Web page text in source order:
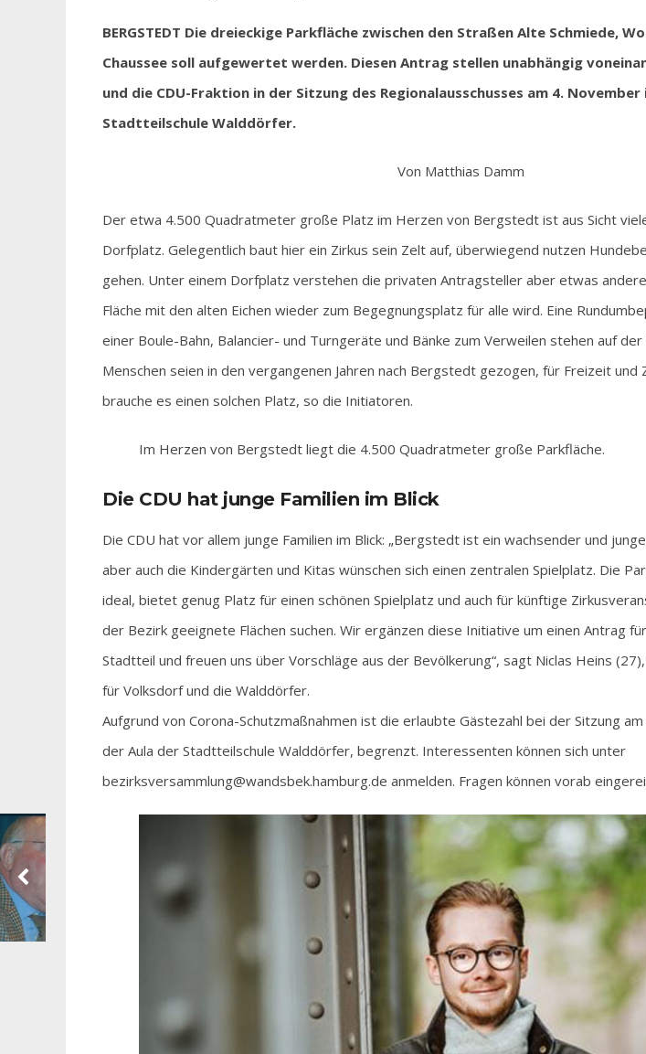
BERGSTEDT Die dreieckige Parkfläche zwischen den Straßen Alte Schmiede,
Chaussee soll aufgewertet werden. Diesen Antrag stellen unabhängig
und die CDU-Fraktion in der Sitzung des Regionalausschusses am 4.
Stadtteilschule Walddörfer.
Von Matthias Damm
Der etwa 4.500 Quadratmeter große Platz im Herzen von Bergstedt ist aus Sicht
Dorfplatz. Gelegentlich baut hier ein Zirkus sein Zelt auf, überwiegend nutzen
gehen. Unter einem Dorfplatz verstehen die privaten Antragsteller aber etwas
Fläche mit den alten Eichen wieder zum Begegnungsplatz für alle wird. Eine
einer Boule-Bahn, Balancier- und Turngeräte und Bänke zum Verweilen stehen auf der
Menschen seien in den vergangenen Jahren nach Bergstedt gezogen, für Freizeit und
brauche es einen solchen Platz, so die Initiatoren.
Im Herzen von Bergstedt liegt die 4.500 Quadratmeter große Parkfläche.
Die CDU hat junge Familien im Blick
Die CDU hat vor allem junge Familien im Blick: „Bergstedt ist ein wachsender und
aber auch die Kindergärten und Kitas wünschen sich einen zentralen Spielplatz. Die
ideal, bietet genug Platz für einen schönen Spielplatz und auch für künftige
der Bezirk geeignete Flächen suchen. Wir ergänzen diese Initiative um einen Antrag
Stadtteil und freuen uns über Vorschläge aus der Bevölkerung“, sagt Niclas Heins
für Volksdorf und die Walddörfer.
Aufgrund von Corona-Schutzmaßnahmen ist die erlaubte Gästezahl bei der Sitzung
der Aula der Stadtteilschule Walddörfer, begrenzt. Interessenten können sich unter
bezirksversammlung@wandsbek.hamburg.de anmelden. Fragen können vorab